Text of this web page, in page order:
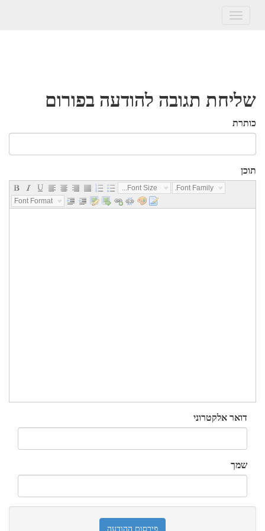
Toggle
שליחת תגובה להודעה בפורום
כותרת
תוכן
Font Size...
Font Family...
Font Format...
דואר אלקטרוני
שמך